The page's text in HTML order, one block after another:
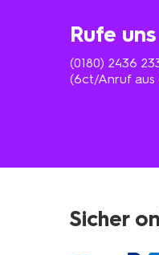
Rufe
(0180) 2436
(6ct/Anruf aus
Sicher